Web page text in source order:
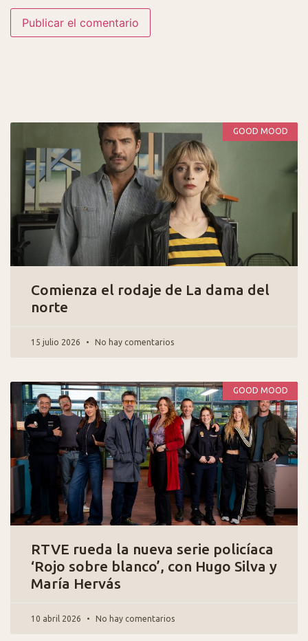
GOOD MOOD
Comienza el rodaje de La dama del
norte
15 julio 2026 No hay comentarios
GOOD MOOD
RTVE rueda la nueva serie policíaca
‘Rojo sobre blanco’, con Hugo Silva y
María Hervás
10 abril 2026 No hay comentarios